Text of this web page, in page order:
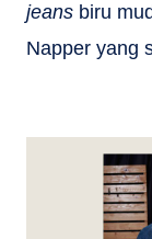
jeans biru
Napper yang